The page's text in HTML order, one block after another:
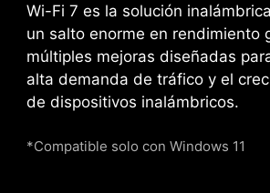
Bomba de
Wi-Fi 7 es la solución
un salto enorme en rendimiento
múltiples mejoras diseñadas
alta demanda de tráfico y el
de dispositivos inalámbricos.
*Compatible solo con Windows 11
calidad de
la
ENERGÍA
PCIE